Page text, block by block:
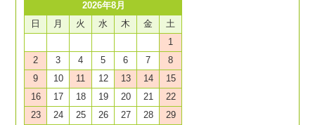
2026年8月
日
月 火 水 木 金
土
1
2
3 4 5 6 7
8
9
10 11 12 13 14
15
16
17 18 19 20 21
22
23
24 25 26 27 28
29